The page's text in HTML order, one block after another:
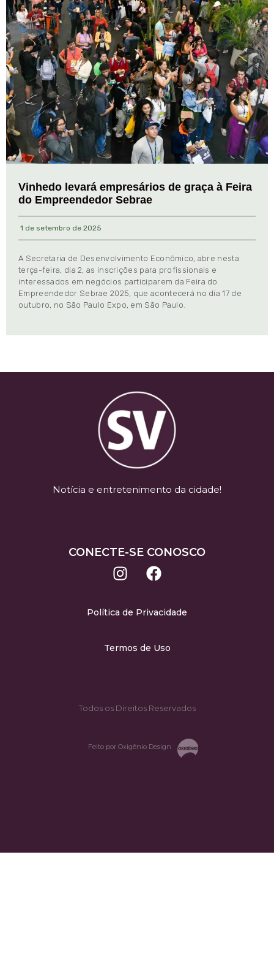
Vinhedo levará empresários de graça à Feira
do Empreendedor Sebrae
1 de setembro de 2025
A Secretaria de Desenvolvimento Econômico, abre nesta
terça-feira, dia 2, as inscrições para profissionais e
interessados em negócios participarem da Feira do
Empreendedor Sebrae 2025, que acontecerá no dia 17 de
outubro, no São Paulo Expo, em São Paulo.
Notícia e entretenimento da cidade!
CONECTE-SE CONOSCO
Política de Privacidade
Termos de Uso
Todos os Direitos Reservados
Feito por Oxigênio Design